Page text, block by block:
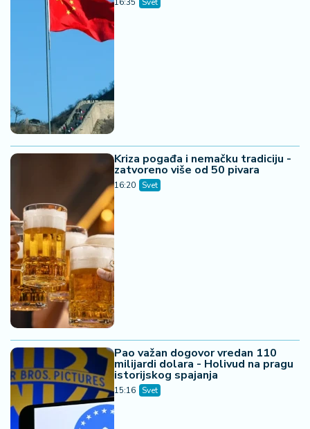
Kriza pogađa i nemačku tradiciju -
zatvoreno više od 50 pivara
16:20 Svet
Pao važan dogovor vredan 110
milijardi dolara - Holivud na pragu
istorijskog spajanja
15:16 Svet